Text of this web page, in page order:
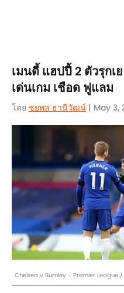
เมนดี้ แฮปปี้ 2 ตัวรุกเ
เด่นเกม เชือด ฟูแลม
โดย ชยพล ธานีวัฒน์ | May 3,
Chelsea v Burnley - Premier League